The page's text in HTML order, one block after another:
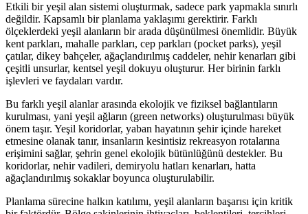
Etkili bir yeşil alan sistemi oluşturmak, sadece park yapmakla sınırlı
değildir. Kapsamlı bir planlama yaklaşımı gerektirir. Farklı
ölçeklerdeki yeşil alanların bir arada düşünülmesi önemlidir. Büyük
kent parkları, mahalle parkları, cep parkları (pocket parks), yeşil
çatılar, dikey bahçeler, ağaçlandırılmış caddeler, nehir kenarları gibi
çeşitli unsurlar, kentsel yeşil dokuyu oluşturur. Her birinin farklı
işlevleri ve faydaları vardır.
Bu farklı yeşil alanlar arasında ekolojik ve fiziksel bağlantıların
kurulması, yani yeşil ağların (green networks) oluşturulması büyük
önem taşır. Yeşil koridorlar, yaban hayatının şehir içinde hareket
etmesine olanak tanır, insanların kesintisiz rekreasyon rotalarına
erişimini sağlar, şehrin genel ekolojik bütünlüğünü destekler. Bu
koridorlar, nehir vadileri, demiryolu hatları kenarları, hatta
ağaçlandırılmış sokaklar boyunca oluşturulabilir.
Planlama sürecine halkın katılımı, yeşil alanların başarısı için kritik